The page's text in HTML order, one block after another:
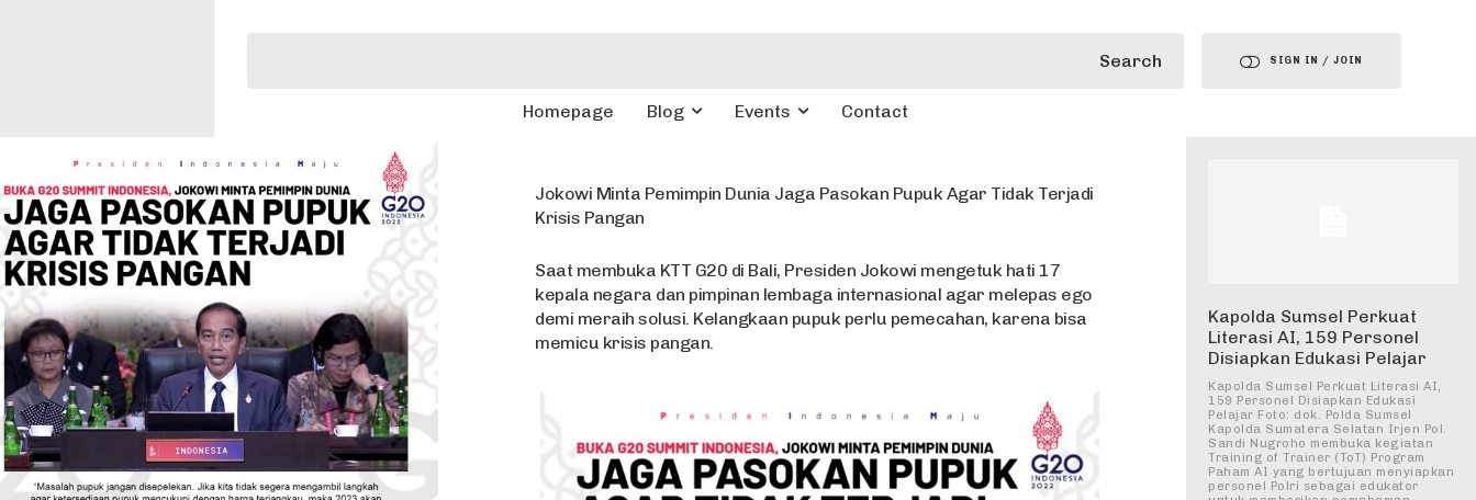
Search
Homepage Blog Events Contact
SIGN IN / JOIN
Jokowi Minta Pemimpin Dunia Jaga Pasokan Pupuk Agar Tidak Terjadi
Krisis Pangan
Saat membuka KTT G20 di Bali, Presiden Jokowi mengetuk hati 17
kepala negara dan pimpinan lembaga internasional agar melepas ego
demi meraih solusi. Kelangkaan pupuk perlu pemecahan, karena bisa
memicu krisis pangan.
Kapolda Sumsel Perkuat
Literasi AI, 159 Personel
Disiapkan Edukasi Pelajar
Kapolda Sumsel Perkuat Literasi AI,
159 Personel Disiapkan Edukasi
Pelajar Foto: dok. Polda Sumsel
Kapolda Sumatera Selatan Irjen Pol.
Sandi Nugroho membuka kegiatan
Training of Trainer (ToT) Program
Paham AI yang bertujuan menyiapkan
personel Polri sebagai edukator